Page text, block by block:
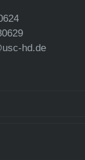
hd.de